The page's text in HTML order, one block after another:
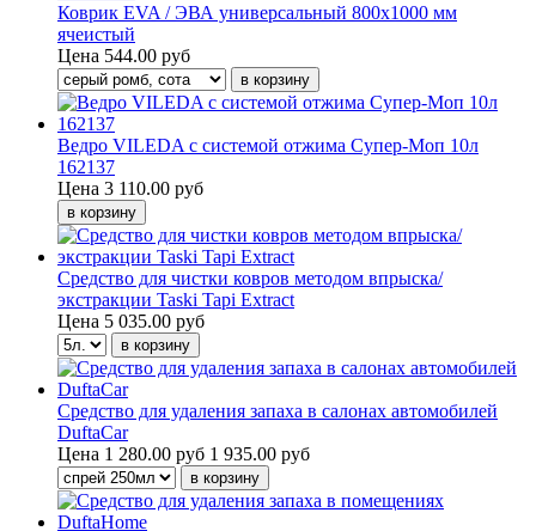
Коврик EVA / ЭВА универсальный 800х1000 мм
ячеистый
Цена 544.00 руб
Ведро VILEDA с системой отжима Супер-Моп 10л
162137
Цена 3 110.00 руб
Средство для чистки ковров методом впрыска/
экстракции Taski Tapi Extract
Цена 5 035.00 руб
Средство для удаления запаха в салонах автомобилей
DuftaCar
Цена 1 280.00 руб 1 935.00 руб